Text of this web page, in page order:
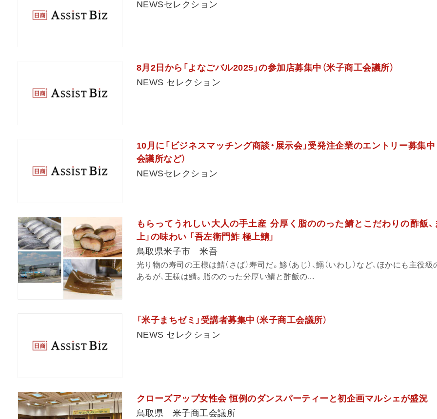
NEWSセレクション
8月2日から「よなごバル2025」の参加店募集中（米子商工会議所）
NEWS セレクション
10月に「ビジネスマッチング商談・展示会」受発注企業のエントリー募集中
会議所など）
NEWSセレクション
もらってうれしい大人の手土産 分厚く脂ののった鯖とこだわりの酢飯、
上」の味わい 「吾左衛門鮓 極上鯖」
鳥取県米子市 米吾
光り物の寿司の王様は鯖（さば）寿司だ。鯵（あじ）、鰯（いわし）など、ほかにも主役
あるが、王様は鯖。脂ののった分厚い鯖と酢飯の...
「米子まちゼミ」受講者募集中（米子商工会議所）
NEWS セレクション
クローズアップ女性会 恒例のダンスパーティーと初企画マルシェが盛況
鳥取県 米子商工会議所